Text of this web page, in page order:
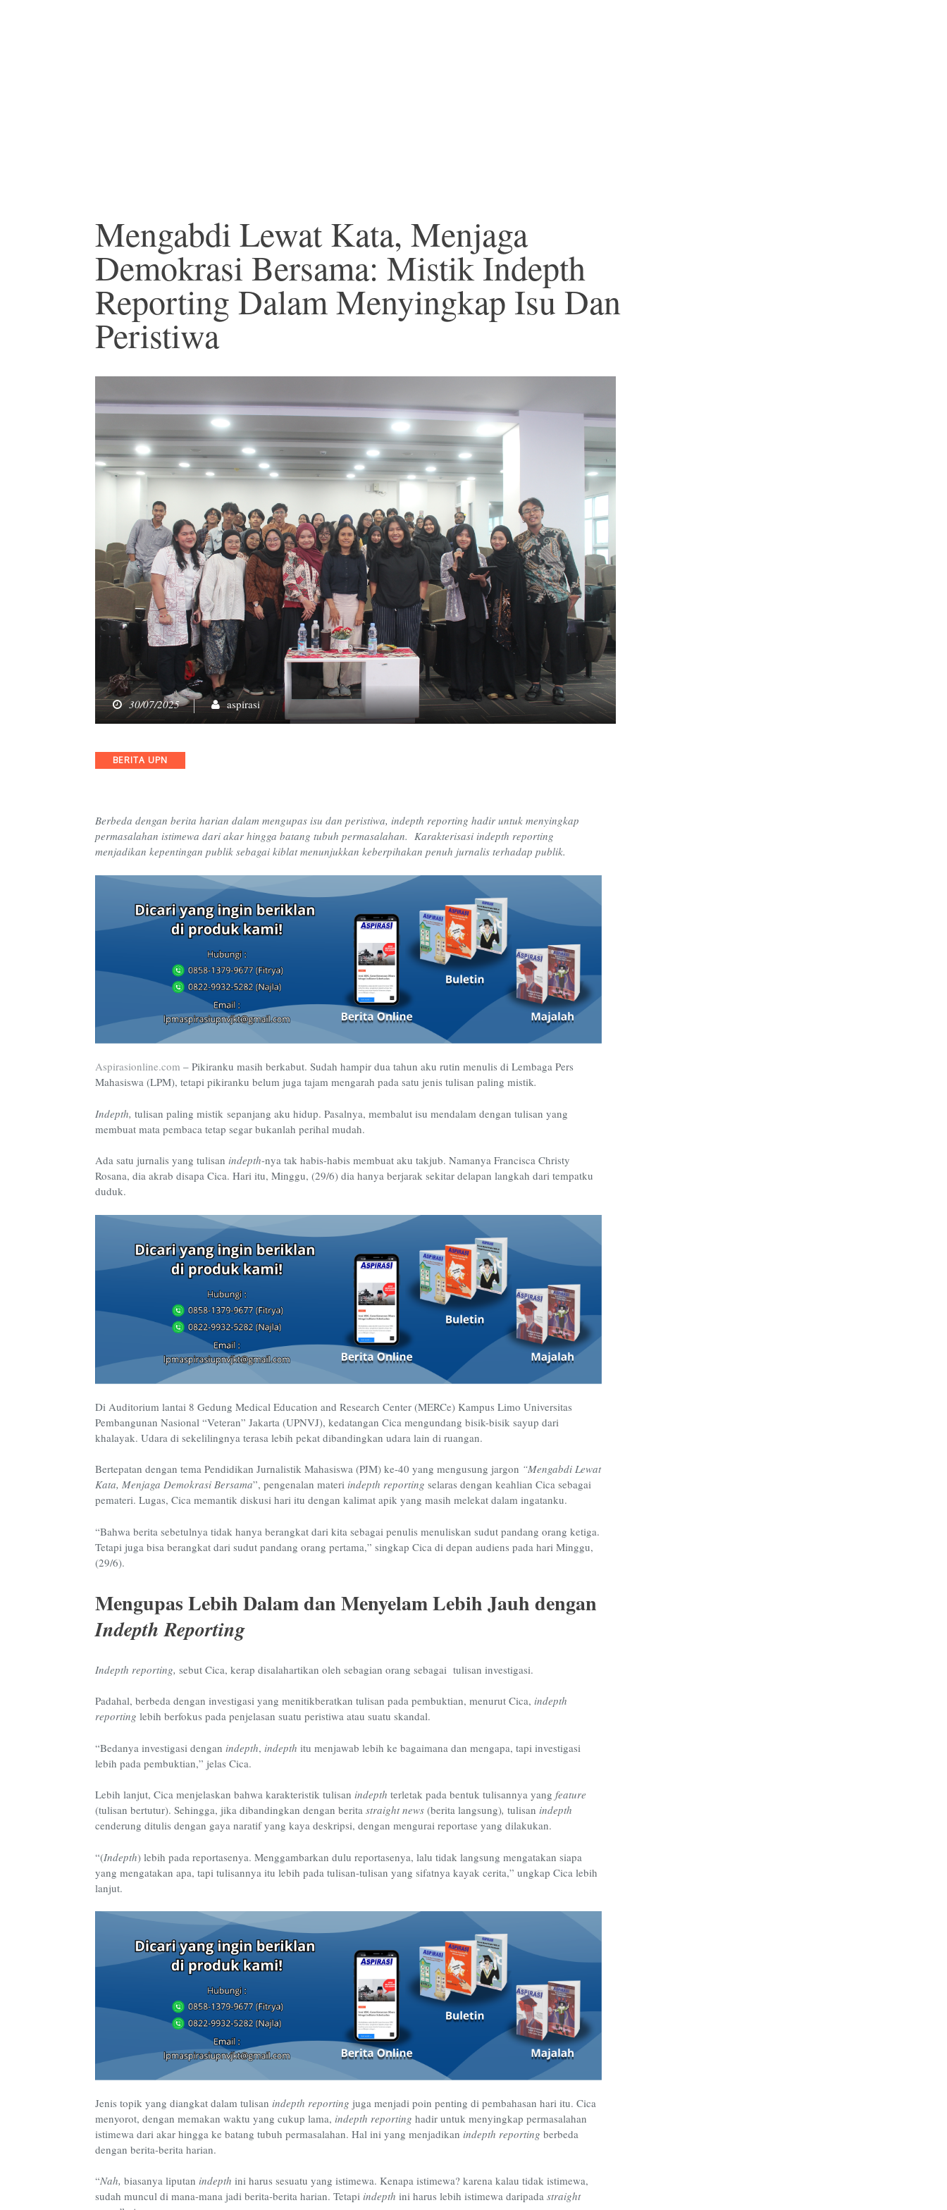
Mengabdi Lewat Kata, Menjaga
Demokrasi Bersama: Mistik Indepth
Reporting Dalam Menyingkap Isu Dan
Peristiwa
30/07/2025 aspirasi
Categories
BERITA UPN
Berbeda dengan berita harian dalam mengupas isu dan peristiwa, indepth reporting hadir untuk menyingkap
permasalahan istimewa dari akar hingga batang tubuh permasalahan. Karakterisasi indepth reporting
menjadikan kepentingan publik sebagai kiblat menunjukkan keberpihakan penuh jurnalis terhadap publik.
Aspirasionline.com – Pikiranku masih berkabut. Sudah hampir dua tahun aku rutin menulis di Lembaga Pers
Mahasiswa (LPM), tetapi pikiranku belum juga tajam mengarah pada satu jenis tulisan paling mistik.
Indepth, tulisan paling mistik sepanjang aku hidup. Pasalnya, membalut isu mendalam dengan tulisan yang
membuat mata pembaca tetap segar bukanlah perihal mudah.
Ada satu jurnalis yang tulisan indepth-nya tak habis-habis membuat aku takjub. Namanya Francisca Christy
Rosana, dia akrab disapa Cica. Hari itu, Minggu, (29/6) dia hanya berjarak sekitar delapan langkah dari tempatku
duduk.
Di Auditorium lantai 8 Gedung Medical Education and Research Center (MERCe) Kampus Limo Universitas
Pembangunan Nasional “Veteran” Jakarta (UPNVJ), kedatangan Cica mengundang bisik-bisik sayup dari
khalayak. Udara di sekelilingnya terasa lebih pekat dibandingkan udara lain di ruangan.
Bertepatan dengan tema Pendidikan Jurnalistik Mahasiswa (PJM) ke-40 yang mengusung jargon “Mengabdi Lewat
Kata, Menjaga Demokrasi Bersama”, pengenalan materi indepth reporting selaras dengan keahlian Cica sebagai
pemateri. Lugas, Cica memantik diskusi hari itu dengan kalimat apik yang masih melekat dalam ingatanku.
“Bahwa berita sebetulnya tidak hanya berangkat dari kita sebagai penulis menuliskan sudut pandang orang ketiga.
Tetapi juga bisa berangkat dari sudut pandang orang pertama,” singkap Cica di depan audiens pada hari Minggu,
(29/6).
Mengupas Lebih Dalam dan Menyelam Lebih Jauh dengan
Indepth Reporting
Indepth reporting, sebut Cica, kerap disalahartikan oleh sebagian orang sebagai tulisan investigasi.
Padahal, berbeda dengan investigasi yang menitikberatkan tulisan pada pembuktian, menurut Cica, indepth
reporting lebih berfokus pada penjelasan suatu peristiwa atau suatu skandal.
“Bedanya investigasi dengan indepth, indepth itu menjawab lebih ke bagaimana dan mengapa, tapi investigasi
lebih pada pembuktian,” jelas Cica.
Lebih lanjut, Cica menjelaskan bahwa karakteristik tulisan indepth terletak pada bentuk tulisannya yang feature
(tulisan bertutur). Sehingga, jika dibandingkan dengan berita straight news(berita langsung), tulisan indepth
cenderung ditulis dengan gaya naratif yang kaya deskripsi, dengan mengurai reportase yang dilakukan.
“(Indepth) lebih pada reportasenya. Menggambarkan dulu reportasenya, lalu tidak langsung mengatakan siapa
yang mengatakan apa, tapi tulisannya itu lebih pada tulisan-tulisan yang sifatnya kayak cerita,” ungkap Cica lebih
lanjut.
Jenis topik yang diangkat dalam tulisan indepth reporting juga menjadi poin penting di pembahasan hari itu. Cica
menyorot, dengan memakan waktu yang cukup lama, indepth reporting hadir untuk menyingkap permasalahan
istimewa dari akar hingga ke batang tubuh permasalahan. Hal ini yang menjadikan indepth reporting berbeda
dengan berita-berita harian.
“Nah, biasanya liputan indepth ini harus sesuatu yang istimewa. Kenapa istimewa? karena kalau tidak istimewa,
sudah muncul di mana-mana jadi berita-berita harian. Tetapi indepth ini harus lebih istimewa daripada straight